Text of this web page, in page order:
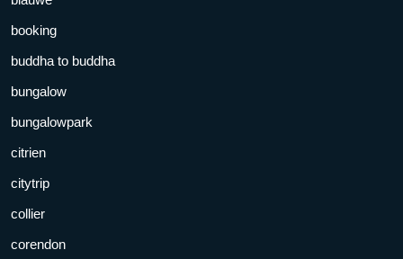
booking
buddha to buddha
bungalow
bungalowpark
citrien
citytrip
collier
corendon